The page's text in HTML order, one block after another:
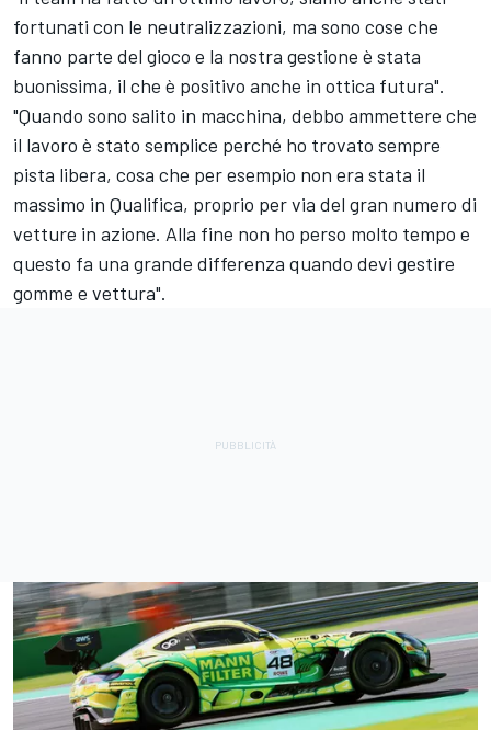
fortunati con le neutralizzazioni, ma sono cose che
fanno parte del gioco e la nostra gestione è stata
buonissima, il che è positivo anche in ottica futura".
"Quando sono salito in macchina, debbo ammettere che
il lavoro è stato semplice perché ho trovato sempre
pista libera, cosa che per esempio non era stata il
massimo in Qualifica, proprio per via del gran numero di
vetture in azione. Alla fine non ho perso molto tempo e
questo fa una grande differenza quando devi gestire
gomme e vettura".